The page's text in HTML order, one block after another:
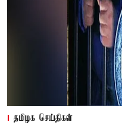
தமிழக செய்திகள்